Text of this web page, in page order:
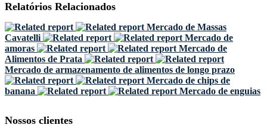
Relatórios Relacionados
Mercado de Massas
Cavatelli
Mercado de
amoras
Mercado de
Alimentos de Prata
Mercado de armazenamento de alimentos de longo prazo
Mercado de chips de
banana
Mercado de enguias
Nossos clientes